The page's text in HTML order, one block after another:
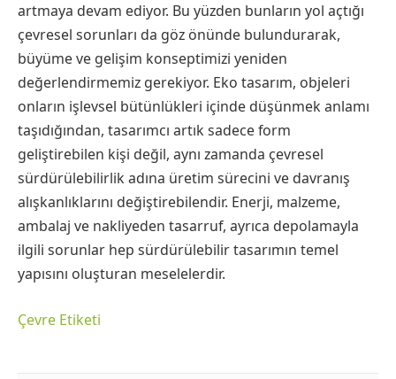
artmaya devam ediyor. Bu yüzden bunların yol açtığı
çevresel sorunları da göz önünde bulundurarak,
büyüme ve gelişim konseptimizi yeniden
değerlendirmemiz gerekiyor. Eko tasarım, objeleri
onların işlevsel bütünlükleri içinde düşünmek anlamı
taşıdığından, tasarımcı artık sadece form
geliştirebilen kişi değil, aynı zamanda çevresel
sürdürülebilirlik adına üretim sürecini ve davranış
alışkanlıklarını değiştirebilendir. Enerji, malzeme,
ambalaj ve nakliyeden tasarruf, ayrıca depolamayla
ilgili sorunlar hep sürdürülebilir tasarımın temel
yapısını oluşturan meselelerdir.
Çevre Etiketi